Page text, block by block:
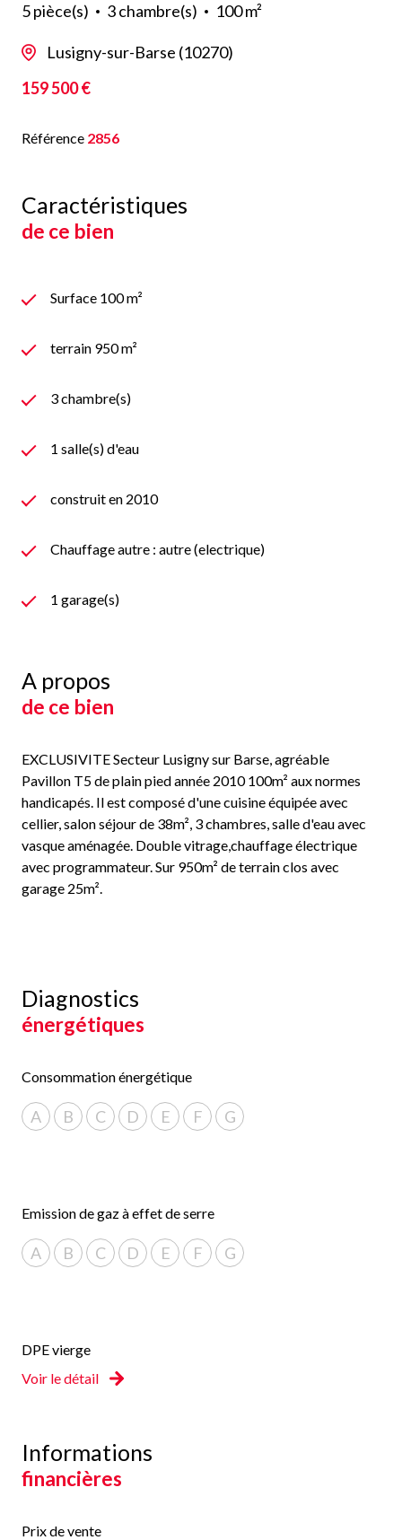
5 pièce(s)
3 chambre(s) 100 m²
Lusigny-sur-Barse (10270)
159 500 €
Référence 2856
Caractéristiques
de ce bien
Surface 100 m²
terrain 950 m²
3 chambre(s)
1 salle(s) d'eau
construit en 2010
Chauffage autre : autre (electrique)
1 garage(s)
A propos
de ce bien
EXCLUSIVITE Secteur Lusigny sur Barse, agréable
Pavillon T5 de plain pied année 2010 100m² aux normes
handicapés. Il est composé d'une cuisine équipée avec
cellier, salon séjour de 38m², 3 chambres, salle d'eau avec
vasque aménagée. Double vitrage,chauffage électrique
avec programmateur. Sur 950m² de terrain clos avec
garage 25m².
Diagnostics
énergétiques
Consommation énergétique
A B C D E F G
Emission de gaz à effet de serre
A B C D E F G
DPE vierge
Voir le détail
Informations
financières
Prix de vente